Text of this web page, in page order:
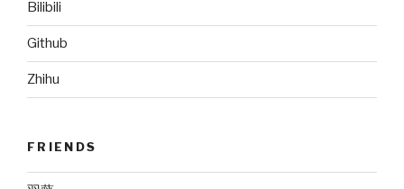
Bilibili
Github
Zhihu
FRIENDS